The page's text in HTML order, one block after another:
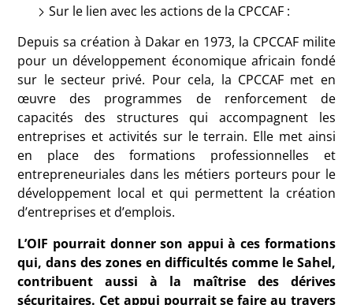
Sur le lien avec les actions de la CPCCAF :
Depuis sa création à Dakar en 1973, la CPCCAF milite
pour un développement économique africain fondé
sur le secteur privé. Pour cela, la CPCCAF met en
œuvre des programmes de renforcement de
capacités des structures qui accompagnent les
entreprises et activités sur le terrain. Elle met ainsi
en place des formations professionnelles et
entrepreneuriales dans les métiers porteurs pour le
développement local et qui permettent la création
d’entreprises et d’emplois.
L’OIF pourrait donner son appui à ces formations
qui, dans des zones en difficultés comme le Sahel,
contribuent aussi à la maîtrise des dérives
sécuritaires. Cet appui pourrait se faire au travers